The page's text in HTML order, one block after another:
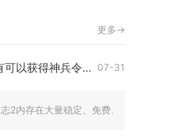
更多->
少年三国志二有没有可以获得神兵令的地方 07-31
2内存在大量稳定、免费、付费、限时四